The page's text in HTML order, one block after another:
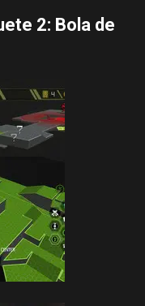
2: Bola de